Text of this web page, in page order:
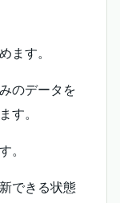
ます。
のデータを
す。
。
できる状態